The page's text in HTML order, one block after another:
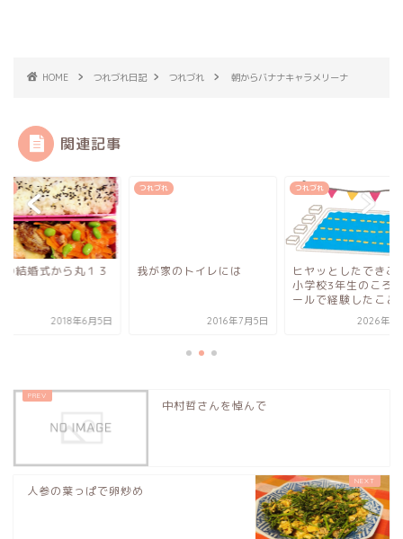
HOME つれづれ日記 つれづれ 朝からバナナキャラメリーナ
関連記事
の結婚式から丸１３
2018年6月5日
つれづれ
我が家のトイレには
2016年7月5日
つれづれ
ヒヤッとしたできご
小学校3年生のころ
ールで経験したこと
2026年6
中村哲さんを悼んで
人参の葉っぱで卵炒め